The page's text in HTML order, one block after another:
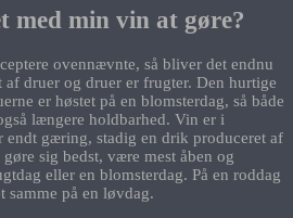
med min vin at gøre?
ovennævnte, så bliver det endnu
druer og druer er frugter. Den hurtige
er høstet på en blomsterdag, så både
længere holdbarhed. Vin er i
endt gæring, stadig en drik produceret af
sig bedst, være mest åben og
eller en blomsterdag. På en roddag
på en løvdag.